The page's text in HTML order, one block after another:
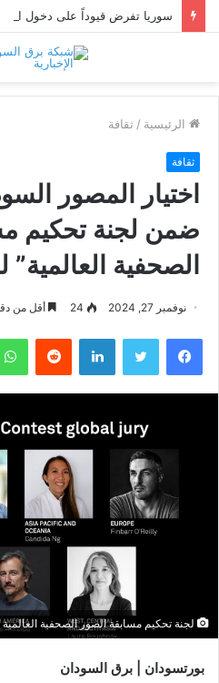
الرئيسية / ثقافة
ثقافة
اختيار المصور
ضمن لجنة تحكيم
الصحفية العالمية”
نوفمبر 27, 2024 24 أقل من
فيسبوك تويتر لينكدإن
لجنة تحكيم مسابقة الصور الصحفية العالمية
بورتسودان | برق السودان